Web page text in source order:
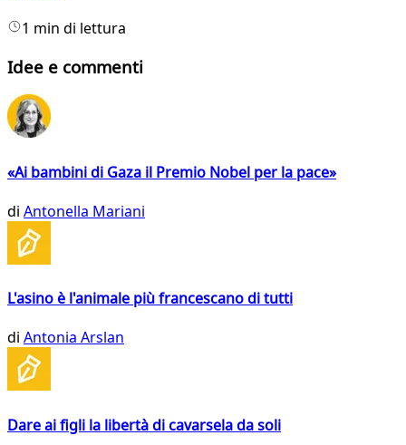
1 min di lettura
Idee e commenti
«Ai bambini di Gaza il Premio Nobel per la pace»
di Antonella Mariani
L'asino è l'animale più francescano di tutti
di Antonia Arslan
Dare ai figli la libertà di cavarsela da soli